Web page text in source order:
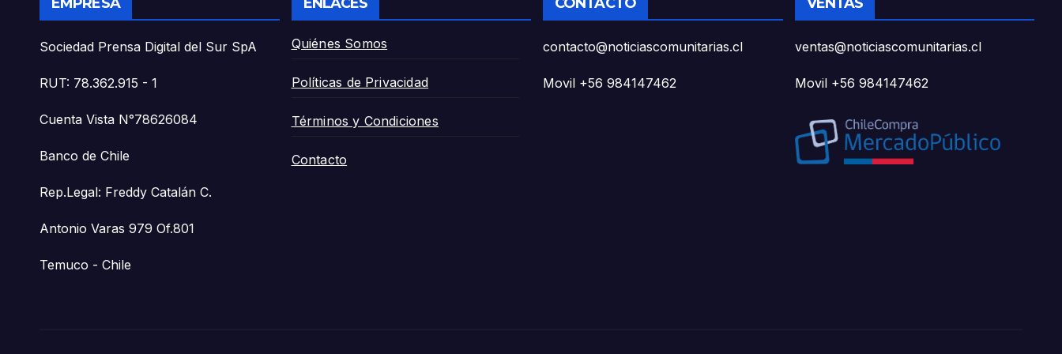
Sociedad Prensa Digital del Sur SpA
RUT: 78.362.915 - 1
Cuenta Vista N°78626084
Banco de Chile
Rep.Legal: Freddy Catalán C.
Antonio Varas 979 Of.801
Temuco - Chile
Quiénes Somos
Políticas de Privacidad
Términos y Condiciones
Contacto
contacto@noticiascomunitarias.cl
Movil +56 984147462
ventas@noticiascomunitarias.cl
Movil +56 984147462